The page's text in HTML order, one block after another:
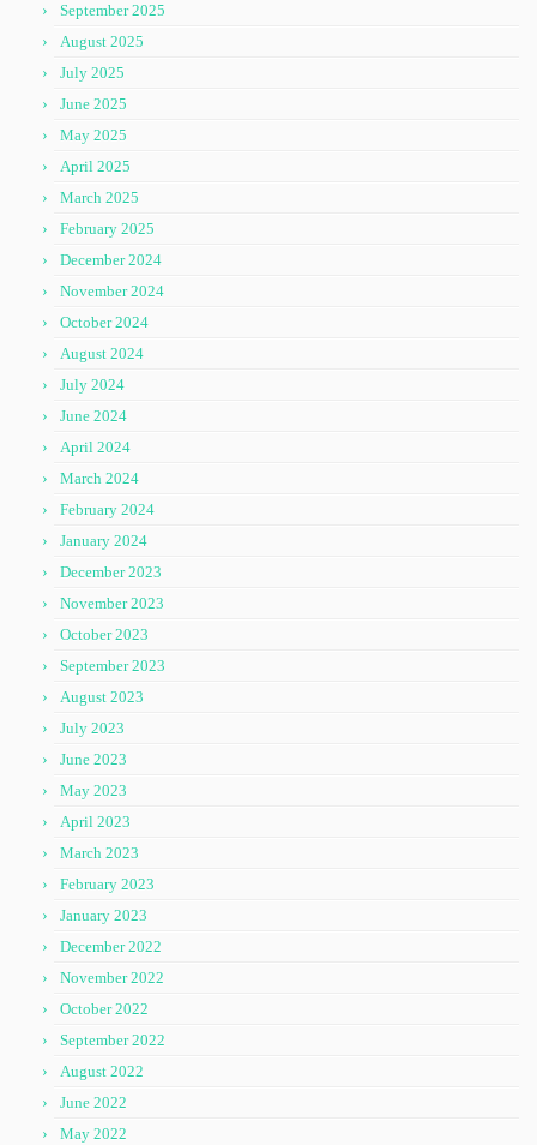
September 2025
August 2025
July 2025
June 2025
May 2025
April 2025
March 2025
February 2025
December 2024
November 2024
October 2024
August 2024
July 2024
June 2024
April 2024
March 2024
February 2024
January 2024
December 2023
November 2023
October 2023
September 2023
August 2023
July 2023
June 2023
May 2023
April 2023
March 2023
February 2023
January 2023
December 2022
November 2022
October 2022
September 2022
August 2022
June 2022
May 2022